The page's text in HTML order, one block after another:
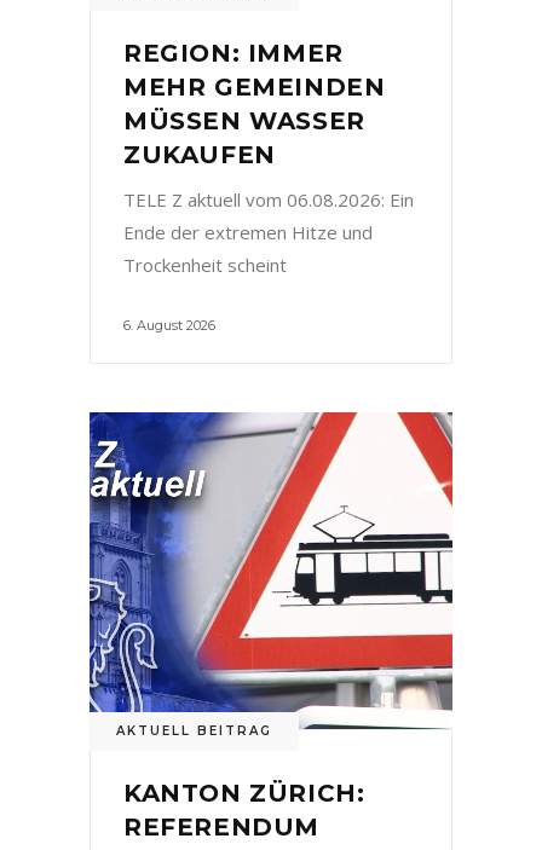
REGION: IMMER
MEHR GEMEINDEN
MÜSSEN WASSER
ZUKAUFEN
TELE Z aktuell vom 06.08.2026: Ein
Ende der extremen Hitze und
Trockenheit scheint
6. August 2026
AKTUELL BEITRAG
KANTON ZÜRICH:
REFERENDUM